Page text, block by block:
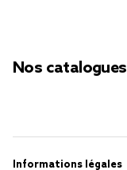
Nos catalogues
Informations légales